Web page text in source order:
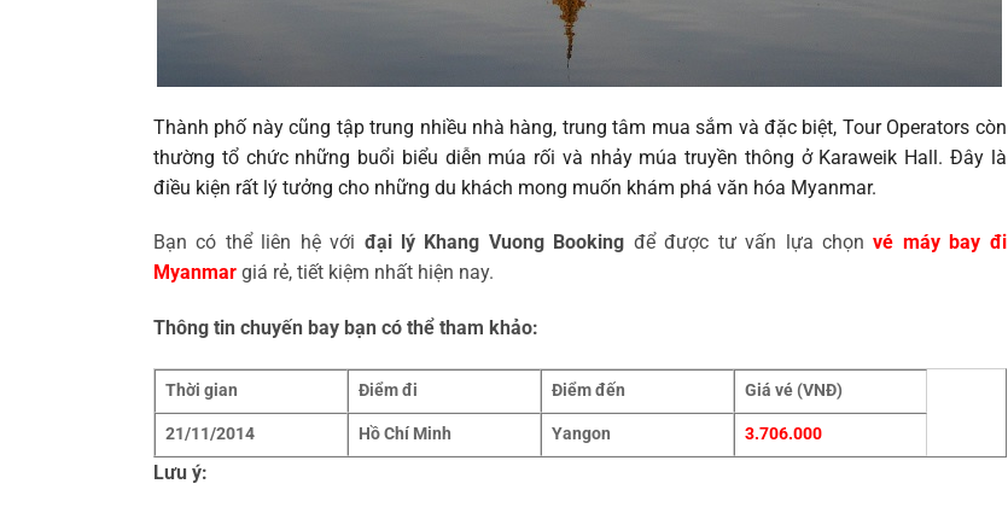
Thành phố này cũng tập trung nhiều nhà hàng, trung tâm mua sắm và đặc biệt, Tour Operators còn
thường tổ chức những buổi biểu diễn múa rối và nhảy múa truyền thông ở Karaweik Hall. Đây là
điều kiện rất lý tưởng cho những du khách mong muốn khám phá văn hóa Myanmar.
Bạn có thể liên hệ với đại lý Khang Vuong Booking để được tư vấn lựa chọnvé máy bay đi
Myanmar giá rẻ, tiết kiệm nhất hiện nay.
Thông tin chuyến bay bạn có thể tham khảo:
Thời gian Điểm đi Điểm đến Giá vé (VNĐ)
21/11/2014 Hồ Chí Minh Yangon 3.706.000
Lưu ý: